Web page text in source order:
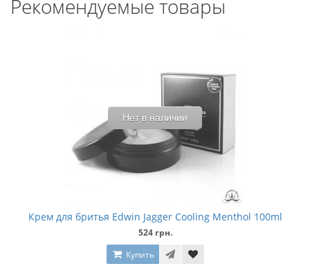
Рекомендуемые товары
Нет в наличии
Крем для бритья Edwin Jagger Cooling Menthol 100ml
524 грн.
Купить